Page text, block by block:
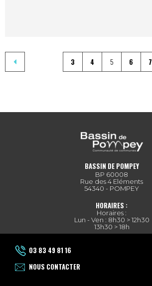
3 4 5 6 7
BASSIN DE POMPEY
BP 60008
Rue des 4 Eléments
54340 - POMPEY
HORAIRES :
Horaires :
Lun - Ven : 8h30 > 12h30
13h30 > 18h
03 83 49 81 16
NOUS CONTACTER